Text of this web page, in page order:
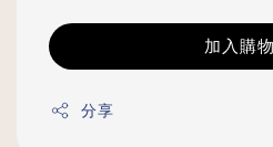
加入購
分享